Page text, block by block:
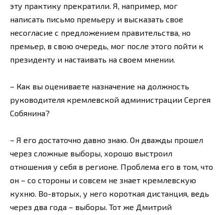
эту практику прекратили. Я, например, мог
написать письмо премьеру и высказать свое
несогласие с предложением правительства, но
премьер, в свою очередь, мог после этого пойти к
президенту и настаивать на своем мнении.
– Как вы оцениваете назначение на должность
руководителя кремлевской администрации Сергея
Собянина?
– Я его достаточно давно знаю. Он дважды прошел
через сложные выборы, хорошо выстроил
отношения у себя в регионе. Проблема его в том, что
он – со стороны и совсем не знает кремлевскую
кухню. Во-вторых, у него короткая дистанция, ведь
через два года – выборы. Тот же Дмитрий